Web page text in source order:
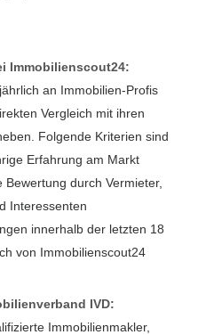
Immobilienscout24:
an Immobilien-Profis
Vergleich mit ihren
Folgende Kriterien sind
Erfahrung am Markt
durch Vermieter,
Interessenten
innerhalb der letzten 18
von Immobilienscout24
IVD:
Immobilienmakler,